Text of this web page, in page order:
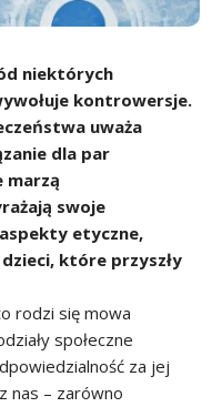
niektórych
kontrowersje.
uważa
dla par
marzą
swoje
etyczne,
które przyszły
rodzi się mowa
społeczne
za jej
nas – zarówno